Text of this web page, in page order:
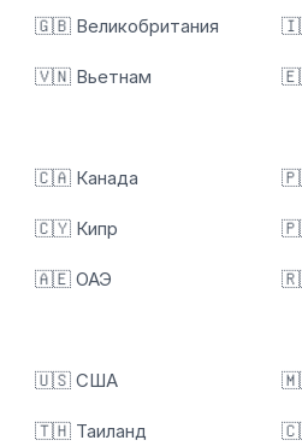
🇬🇧 Великобритания
🇻🇳 Вьетнам
🇨🇦 Канада
🇨🇾 Кипр
🇦🇪 ОАЭ
🇺🇸 США
🇹🇭 Таиланд